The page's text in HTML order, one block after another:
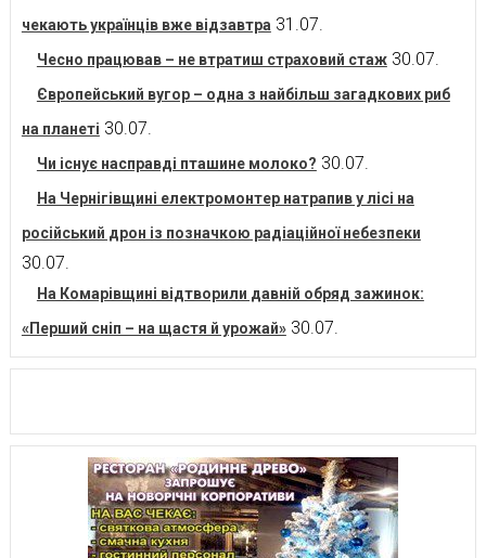
чекають українців вже відзавтра 31.07.
Чесно працював – не втратиш страховий стаж 30.07.
Європейський вугор – одна з найбільш загадкових риб
на планеті 30.07.
Чи існує насправді пташине молоко? 30.07.
На Чернігівщині електромонтер натрапив у лісі на
російський дрон із позначкою радіаційної небезпеки
30.07.
На Комарівщині відтворили давній обряд зажинок:
«Перший сніп – на щастя й урожай» 30.07.